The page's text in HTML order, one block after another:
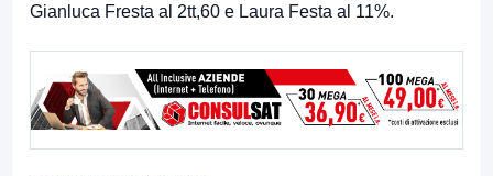
Gianluca Fresta al 2tt,60 e Laura Festa al 11%.